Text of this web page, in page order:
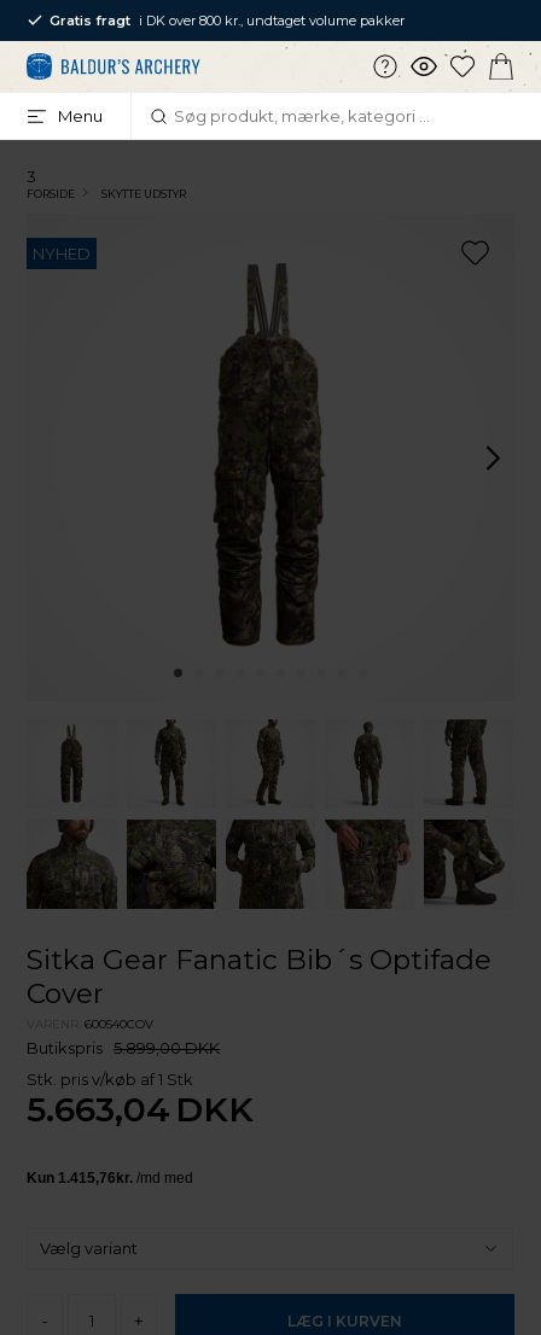
Gratis fragt i DK over 800 kr., undtaget volume pakker
Menu
3
FORSIDE SKYTTE UDSTYR
NYHED
Sitka Gear Fanatic Bib´s Optifade
Cover
VARENR.600540COV
Butikspris 5.899,00 DKK
Stk. pris v/køb af 1 Stk
5.663,04 DKK
- +